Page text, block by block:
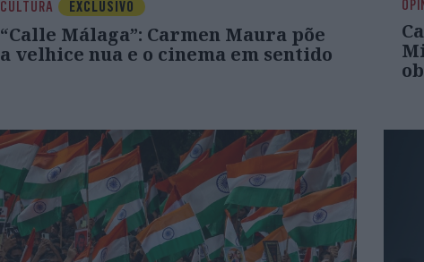
CULTURA EXCLUSIVO
“Calle Málaga”: Carmen Maura põe
a velhice nua e o cinema em sentido